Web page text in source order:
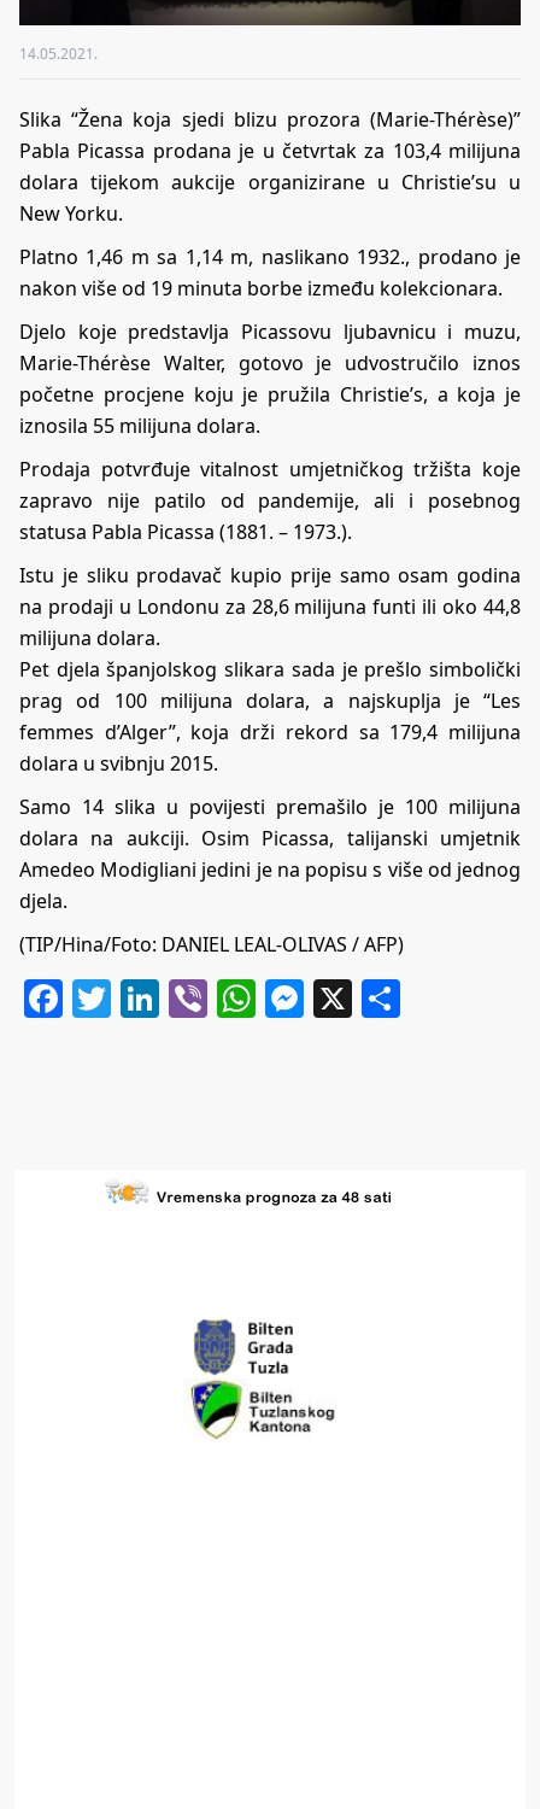
14.05.2021.
Slika “Žena koja sjedi blizu prozora (Marie-Thérèse)”
Pabla Picassa prodana je u četvrtak za 103,4 milijuna
dolara tijekom aukcije organizirane u Christie’su u
New Yorku.
Platno 1,46 m sa 1,14 m, naslikano 1932., prodano je
nakon više od 19 minuta borbe između kolekcionara.
Djelo koje predstavlja Picassovu ljubavnicu i muzu,
Marie-Thérèse Walter, gotovo je udvostručilo iznos
početne procjene koju je pružila Christie’s, a koja je
iznosila 55 milijuna dolara.
Prodaja potvrđuje vitalnost umjetničkog tržišta koje
zapravo nije patilo od pandemije, ali i posebnog
statusa Pabla Picassa (1881. – 1973.).
Istu je sliku prodavač kupio prije samo osam godina
na prodaji u Londonu za 28,6 milijuna funti ili oko 44,8
milijuna dolara.
Pet djela španjolskog slikara sada je prešlo simbolički
prag od 100 milijuna dolara, a najskuplja je “Les
femmes d’Alger”, koja drži rekord sa 179,4 milijuna
dolara u svibnju 2015.
Samo 14 slika u povijesti premašilo je 100 milijuna
dolara na aukciji. Osim Picassa, talijanski umjetnik
Amedeo Modigliani jedini je na popisu s više od jednog
djela.
(TIP/Hina/Foto: DANIEL LEAL-OLIVAS / AFP)
Facebook
Twitter
LinkedIn
ViberWhatsApp
Messenger
X